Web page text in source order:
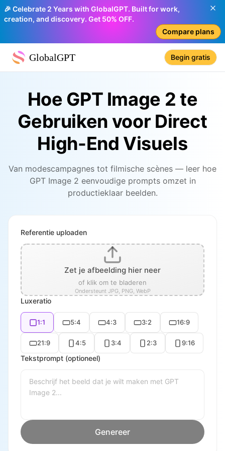
🎉 Celebrate 2 Years with GlobalGPT. Built for work,
creation, and discovery. Get 50% OFF.
Compare plans
GlobalGPT Begin gratis
Hoe GPT Image 2 te
Gebruiken voor Direct
High-End Visuels
Van modescampagnes tot filmische scènes — leer hoe
GPT Image 2 eenvoudige prompts omzet in
productieklaar beelden.
Referentie uploaden
Zet je afbeelding hier neer
of klik om te bladeren
Ondersteunt JPG, PNG, WebP
Luxeratio
1:1 5:4 4:3 3:2 16:9
21:9 4:5 3:4 2:3 9:16
Tekstprompt (optioneel)
Genereer